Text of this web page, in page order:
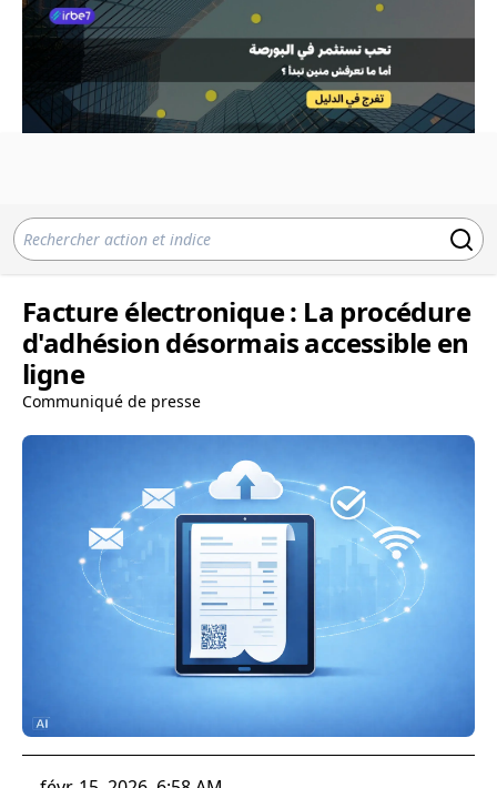
Facture électronique : La procédure
d'adhésion désormais accessible en
ligne
Communiqué de presse